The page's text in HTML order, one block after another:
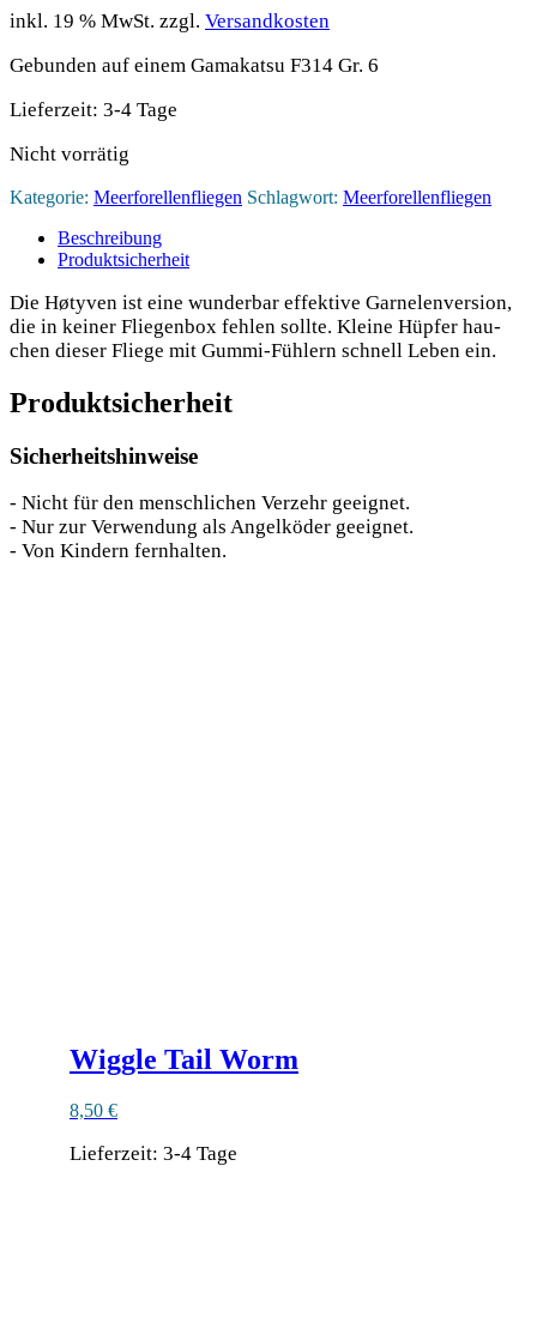
inkl. 19 % MwSt. zzgl. Versandkosten
Gebunden auf einem Gamakatsu F314 Gr. 6
Lieferzeit: 3-4 Tage
Nicht vorrätig
Kategorie: Meerforellenfliegen Schlagwort: Meerforellenfliegen
Beschreibung
Produktsicherheit
Die Høty­ven ist eine wun­der­bar effek­ti­ve Gar­ne­len­ver­si­on,
die in kei­ner Flie­gen­box feh­len soll­te. Klei­ne Hüp­fer hau­
chen die­ser Flie­ge mit Gum­mi-Füh­lern schnell Leben ein.
Produktsicherheit
Sicherheitshinweise
- Nicht für den menschlichen Verzehr geeignet.
- Nur zur Verwendung als Angelköder geeignet.
- Von Kindern fernhalten.
Wiggle Tail Worm
8,50 €
Lieferzeit: 3-4 Tage